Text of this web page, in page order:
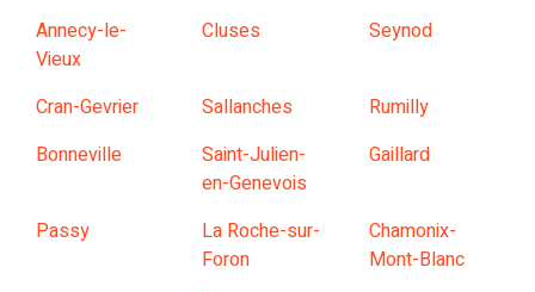
Annecy-le-
Vieux
Cluses Seynod
Cran-Gevrier Sallanches
Rumilly
Bonneville
Saint-Julien-
en-Genevois
Gaillard
Passy
La Roche-sur-
Foron
Chamonix-
Mont-Blanc